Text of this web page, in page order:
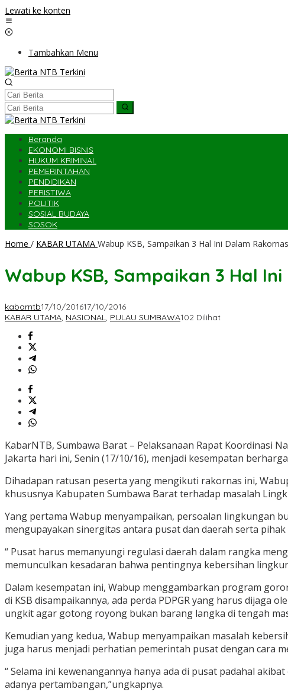
Lewati ke konten
Tambahkan Menu
Beranda
EKONOMI BISNIS
HUKUM KRIMINAL
PEMERINTAHAN
PENDIDIKAN
PERISTIWA
POLITIK
SOSIAL BUDAYA
SOSOK
Home / KABAR UTAMA Wabup KSB, Sampaikan 3 Hal Ini Dalam
Wabup KSB, Sampaikan 3 Hal
kabarntb17/10/201617/10/2016
KABAR UTAMA, NASIONAL, PULAU SUMBAWA102 Dilihat
KabarNTB, Sumbawa Barat – Pelaksanaan Rapat Koordinasi
Jakarta hari ini, Senin (17/10/16), menjadi kesempatan
Dihadapan ratusan peserta yang mengikuti rakornas ini,
khususnya Kabupaten Sumbawa Barat terhadap masalah
Yang pertama Wabup menyampaikan, persoalan lingkungan
mengupayakan sinergitas antara pusat dan daerah serta pihak
“ Pusat harus memanyungi regulasi daerah dalam rangka
memunculkan kesadaran bahwa pentingnya kebersihan
Dalam kesempatan ini, Wabup menggambarkan program
di KSB disampaikannya, ada perda PDPGR yang harus dijaga
ungkit agar gotong royong bukan barang langka di tengah
Kemudian yang kedua, Wabup menyampaikan masalah
juga harus menjadi perhatian pemerintah pusat dengan cara
“ Selama ini kewenangannya hanya ada di pusat padahal
adanya pertambangan,”ungkapnya.